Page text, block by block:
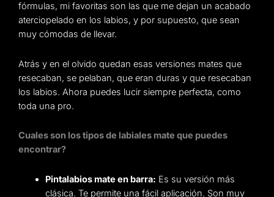
fórmulas, mi favoritas son las que me dejan un acabado
aterciopelado en los labios, y por supuesto, que sean
muy cómodas de llevar.
Atrás y en el olvido quedan esas versiones mates que
resecaban, se pelaban, que eran duras y que resecaban
los labios. Ahora puedes lucir siempre perfecta, como
toda una pro.
Cuales son los tipos de labiales mate que puedes
encontrar?
Pintalabios mate en barra: Es su versión más
clásica. Te permite una fácil aplicación. Son muy